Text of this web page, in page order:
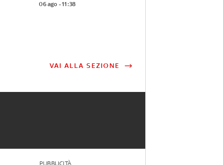
06 ago - 11:38
VAI ALLA SEZIONE